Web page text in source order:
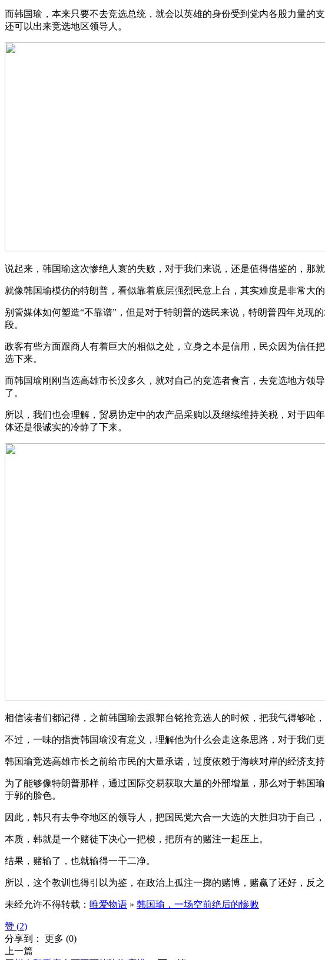
而韩国瑜，本来只要不去竞选总统，就会以英雄的身份受到党内各股力量的
还可以出来竞选地区领导人。
说起来，韩国瑜这次惨绝人寰的失败，对于我们来说，还是值得借鉴的，那
就像韩国瑜模仿的特朗普，看似靠着底层强烈民意上台，其实难度是非常大
别管媒体如何塑造“不靠谱”，但是对于特朗普的选民来说，特朗普四年兑
段。
政客有些方面跟商人有着巨大的相似之处，立身之本是信用，民众因为信任
选下来。
而韩国瑜刚刚当选高雄市长没多久，就对自己的竞选者食言，去竞选地方领
了。
所以，我们也会理解，贸易协定中的农产品采购以及继续维持关税，对于
体还是很诚实的冷静了下来。
相信读者们都记得，之前韩国瑜去跟郭台铭抢竞选人的时候，把我气得够呛
不过，一味的指责韩国瑜没有意义，理解他为什么会走这条思路，对于我们更
韩国瑜竞选高雄市长之前给市民的大量承诺，过度依赖于海峡对岸的经济支
为了能够像特朗普那样，通过国际交易获取大量的外部增量，那么对于韩
于郭的脸色。
因此，韩只有去争夺地区的领导人，把国民党六合一大选的大胜归功于自己
本质，韩就是一个赌徒下决心一把梭，把所有的赌注一起压上。
结果，赌输了，也就输得一干二净。
所以，这个教训也得引以为鉴，在政治上孤注一掷的赌博，赌赢了还好，反
未经允许不得转载： 唯爱物语 » 韩国瑜，一场空前绝后的惨败
赞 (2)
分享到： 更多 (0)
上一篇